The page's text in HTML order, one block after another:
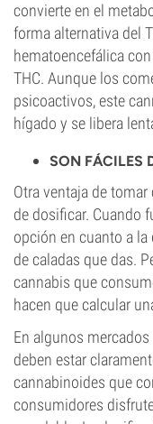
convierte en el
forma alternativa del
hematoencefálica
THC. Aunque los
psicoactivos, este
hígado y se libera
SON FÁCILES
Otra ventaja de
de dosificar. Cuando
opción en cuanto a
de caladas que das.
cannabis que
hacen que calcular
En algunos
deben estar
cannabinoides que
consumidores